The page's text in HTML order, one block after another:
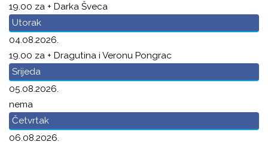
19.00 za + Darka Šveca
Utorak
04.08.2026.
19.00 za + Dragutina i Veronu Pongrac
Srijeda
05.08.2026.
nema
Četvrtak
06.08.2026.